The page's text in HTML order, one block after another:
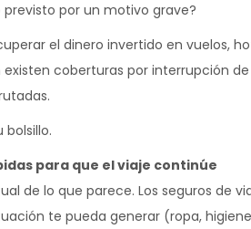
por un motivo grave?
el dinero invertido en vuelos,
coberturas por interrupción
para que el viaje continúe
de lo que parece. Los seguros de
te pueda generar (ropa,